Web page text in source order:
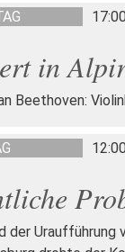
in
Beethoven:
der Uraufführung